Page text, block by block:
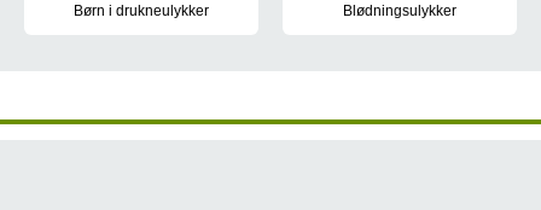
Børn i drukneulykker Blødningsulykker